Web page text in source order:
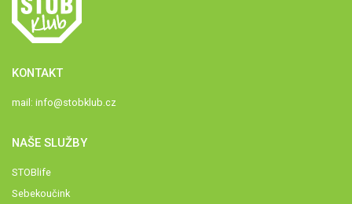
KONTAKT
mail: info@stobklub.cz
NAŠE SLUŽBY
STOBlife
Sebekoučink